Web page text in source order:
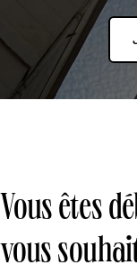
Vous êtes
vous